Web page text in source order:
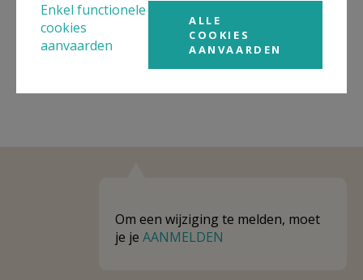
Kerken in of nabij
RIEMST
Om een wijziging te melden, moet
je je AANMELDEN
Enkel functionele
cookies
aanvaarden
ALLE
COOKIES
AANVAARDEN